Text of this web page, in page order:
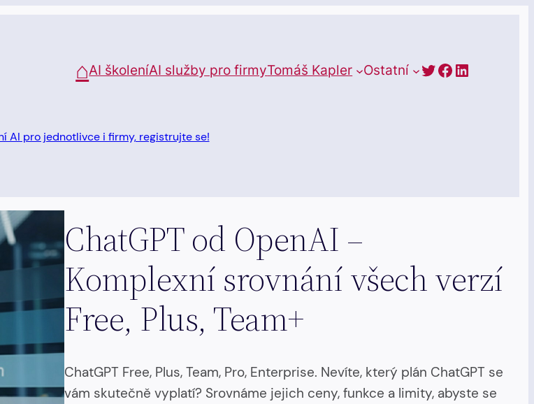
⌂AI školeníAI služby pro firmyTomáš Kapler Ostatní https://
Facebook
LinkedIn
AI pro jednotlivce i firmy, registrujte se!
ChatGPT od OpenAI –
Komplexní srovnání všech verzí
Free, Plus, Team+
ChatGPT Free, Plus, Team, Pro, Enterprise. Nevíte, který plán ChatGPT se
vám skutečně vyplatí? Srovnáme jejich ceny, funkce a limity, abyste se